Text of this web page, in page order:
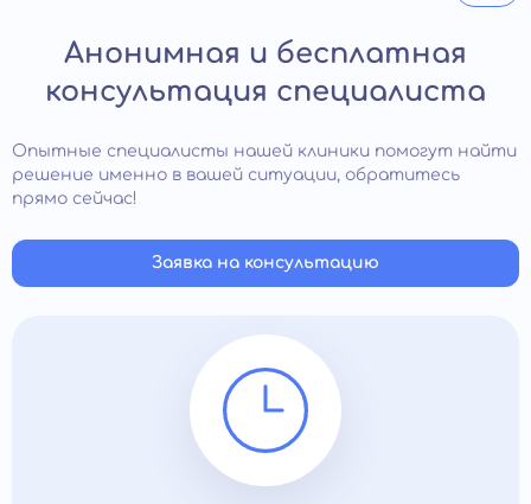
Анонимная и бесплатная
консультация специалиста
Опытные специалисты нашей клиники помогут найти
решение именно в вашей ситуации, обратитесь
прямо сейчас!
Заявка на консультацию